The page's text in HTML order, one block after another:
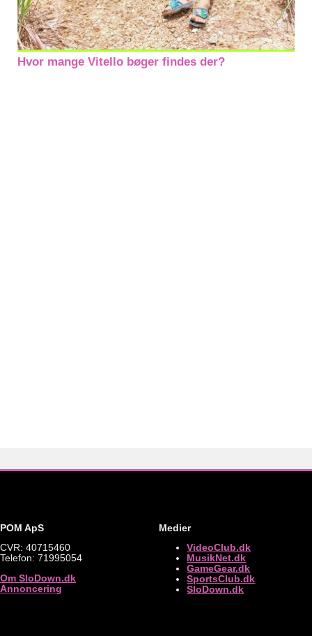
Hvor mange Vitello bøger findes der?
POM ApS
CVR: 40715460
Telefon: 71995054
Om SloDown.dk
Annoncering
Medier
VideoClub.dk
MusikNet.dk
GameGear.dk
SportsClub.dk
SloDown.dk